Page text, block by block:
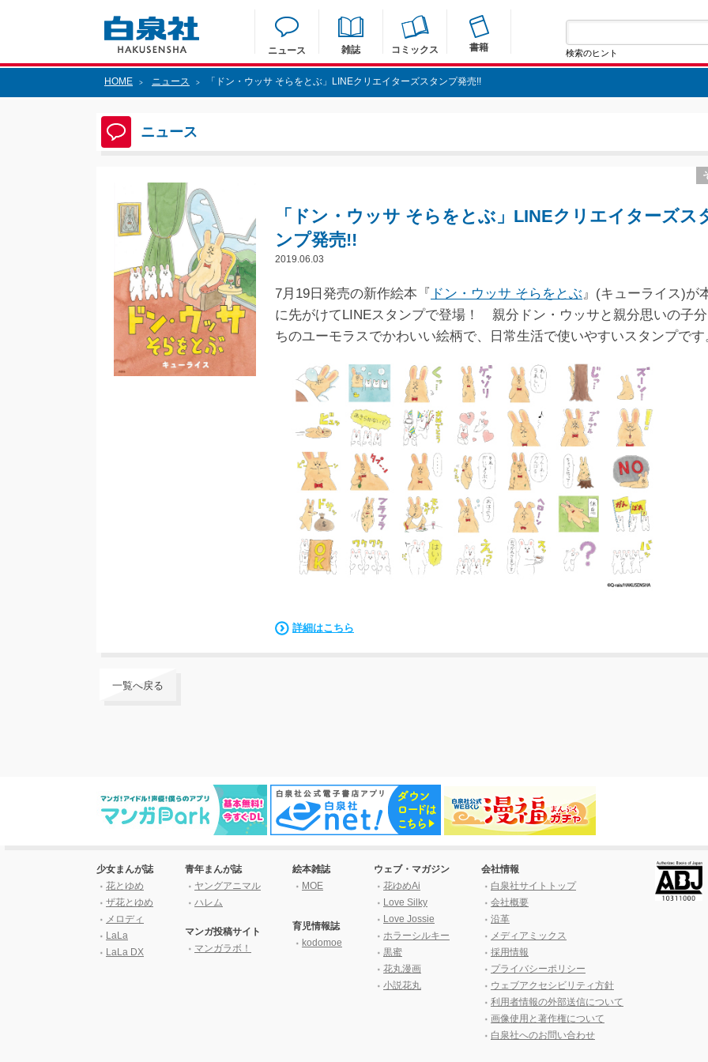
ニュース 雑誌 コミックス 書籍 検索のヒント
HOME > ニュース > 「ドン・ウッサ そらをとぶ」LINEクリエイターズスタンプ発売!!
ニュース
「ドン・ウッサ そらをとぶ」LINEクリエイターズス
ンプ発売!!
2019.06.03
7月19日発売の新作絵本『 ドン・ウッサ そらをとぶ』(キューライス)が
に先がけてLINEスタンプで登場！ 親分ドン・ウッサと親分思いの子
ちのユーモラスでかわいい絵柄で、日常生活で使いやすいスタンプです
詳細はこちら
一覧へ戻る
少女まんが誌
花とゆめ
ザ花とゆめ
メロディ
LaLa
LaLa DX
青年まんが誌
ヤングアニマル
ハレム
マンガ投稿サイト
マンガラボ！
絵本雑誌
MOE
育児情報誌
kodomoe
ウェブ・マガジン
花ゆめAi
Love Silky
Love Jossie
ホラーシルキー
黒蜜
花丸漫画
小説花丸
会社情報
白泉社サイトトップ
会社概要
沿革
メディアミックス
採用情報
プライバシーポリシー
ウェブアクセシビリティ方針
利用者情報の外部送信について
画像使用と著作権について
白泉社へのお問い合わせ